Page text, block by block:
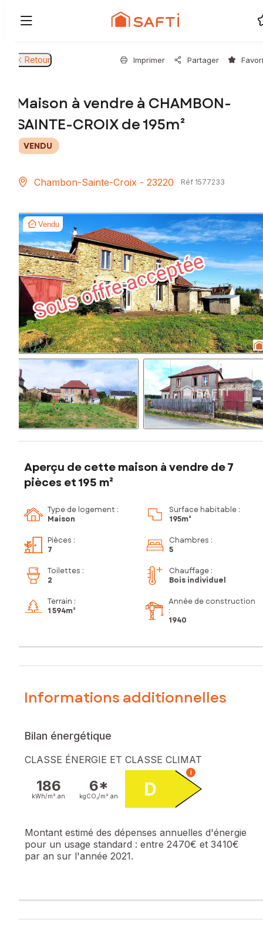
Retour Imprimer Partager
Maison à vendre à CHAMBON-
SAINTE-CROIX de 195m²
VENDU
Chambon-Sainte-Croix - 23220 Réf 1577233
Vendu
Aperçu de cette maison à vendre de 7
pièces et 195 m²
Type de logement :
Maison
Surface habitable :
195m²
Pièces :
7
Chambres :
5
Toilettes :
2
Chauffage :
Bois individuel
Terrain :
1 594m²
Année de construction
:
1940
Informations additionnelles
Bilan énergétique
CLASSE ÉNERGIE ET CLASSE CLIMAT
186
kWh/m². an
6*
kgCO₂/m². an D
i
Montant estimé des dépenses annuelles d'énergie
pour un usage standard : entre 2470€ et 3410€
par an sur l'année 2021.